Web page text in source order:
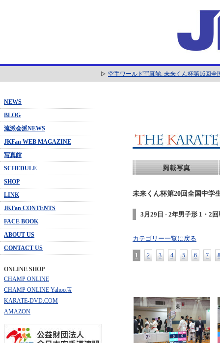
空手ワールド写真館: 未来くん杯第16回
NEWS
BLOG
流派会派NEWS
JKFan WEB MAGAZINE
写真館
SCHEDULE
SHOP
LINK
JKFan CONTENTS
FACE BOOK
ABOUT US
CONTACT US
ONLINE SHOP
CHAMP ONLINE
CHAMP ONLINE Yahoo店
KARATE-DVD.COM
AMAZON
未来くん杯第20回全国中学
3月29日 - 2年男子形 1・2
カテゴリー一覧に戻る
1 2 3 4 5 6 7 8